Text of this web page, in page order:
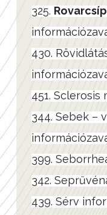
325.
430.
451.
344. Sebek –
399.
342.
439. Sérv